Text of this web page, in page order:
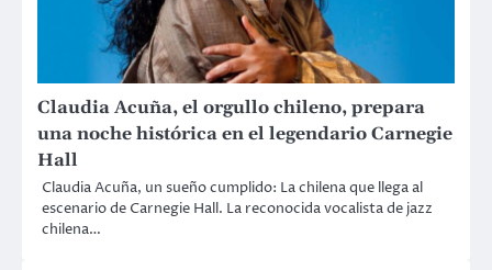
Claudia Acuña, el orgullo chileno, prepara
una noche histórica en el legendario Carnegie
Hall
Claudia Acuña, un sueño cumplido: La chilena que llega al
escenario de Carnegie Hall. La reconocida vocalista de jazz
chilena…